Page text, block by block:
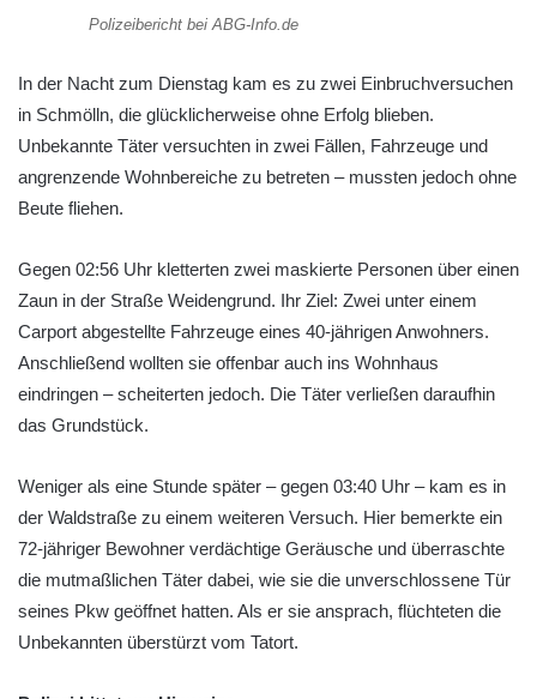
Polizeibericht bei ABG-Info.de
In der Nacht zum Dienstag kam es zu zwei Einbruchversuchen
in Schmölln, die glücklicherweise ohne Erfolg blieben.
Unbekannte Täter versuchten in zwei Fällen, Fahrzeuge und
angrenzende Wohnbereiche zu betreten – mussten jedoch ohne
Beute fliehen.
Gegen 02:56 Uhr kletterten zwei maskierte Personen über einen
Zaun in der Straße Weidengrund. Ihr Ziel: Zwei unter einem
Carport abgestellte Fahrzeuge eines 40-jährigen Anwohners.
Anschließend wollten sie offenbar auch ins Wohnhaus
eindringen – scheiterten jedoch. Die Täter verließen daraufhin
das Grundstück.
Weniger als eine Stunde später – gegen 03:40 Uhr – kam es in
der Waldstraße zu einem weiteren Versuch. Hier bemerkte ein
72-jähriger Bewohner verdächtige Geräusche und überraschte
die mutmaßlichen Täter dabei, wie sie die unverschlossene Tür
seines Pkw geöffnet hatten. Als er sie ansprach, flüchteten die
Unbekannten überstürzt vom Tatort.